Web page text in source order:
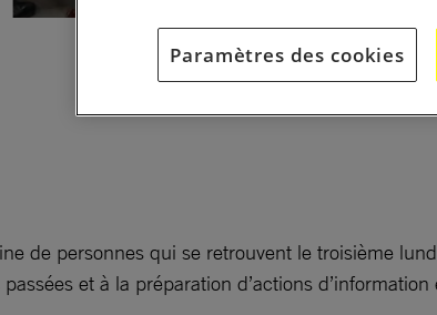
de personnes qui se retrouvent le troisième
et à la préparation d’actions
Paramètres des cookies